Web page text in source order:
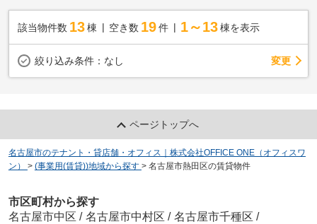
該当物件数 13棟 空き数 19 件 1～13 棟を表示
絞り込み条件： なし 変更
ページトップへ
名古屋市のテナント・貸店舗・オフィス｜株式会社OFFICE ONE（オフィスワ
ン）
> (事業用(賃貸))地域から探す > 名古屋市熱田区の賃貸物件
市区町村から探す
名古屋市中区 / 名古屋市中村区 / 名古屋市千種区 /